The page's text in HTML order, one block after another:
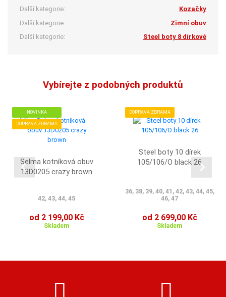
Další kategorie:
Kozačky
Další kategorie:
Zimní obuv
Další kategorie:
Steel boty 8 dírkové
Vybírejte z podobných produktů
NOVINKA
DOPRAVA ZDRAMA
Selma kotníková obuv
13D0205 crazy brown
42, 43, 44, 45
od 2 199,00 Kč
Skladem
DOPRAVA ZDRAMA
Steel boty 10 dírek
105/106/O black 26
36, 38, 39, 40, 41, 42, 43, 44, 45,
46, 47
od 2 699,00 Kč
Skladem